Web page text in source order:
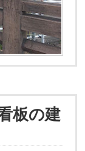
板の建